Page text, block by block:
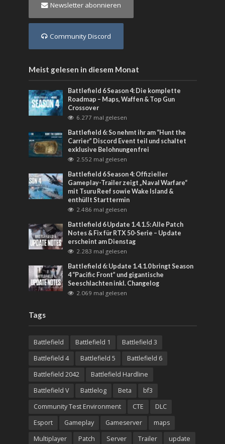
Newsletter abonnieren
Community Discord
Meist gelesen in diesem Monat
Battlefield 6 Season 4: Die komplette
Roadmap – Maps, Waffen & Top Gun
Crossover
6.277 mal gelesen
Battlefield 6: So nehmt ihr am “Hunt the
Carrier” Discord Event teil und schaltet
exklusive Belohnungen frei
2.552 mal gelesen
Battlefield 6 Season 4: Offizieller
Gameplay-Trailer zeigt „Naval Warfare“
mit Tsuru Reef sowie Wake Island &
enthüllt Starttermin
2.486 mal gelesen
Battlefield 6 Update 1.4.1.5: Alle Patch
Notes & Fix für RTX 50-Serie – Update
erscheint am Dienstag
2.283 mal gelesen
Battlefield 6: Update 1.4.1.0 bringt Season
4 “Pacific Front” und gigantische
Seeschlachten inkl. Changelog
2.069 mal gelesen
Tags
Battlefield Battlefield 1
Battlefield 3
Battlefield 4
Battlefield 5
Battlefield 6
Battlefield 2042
Battlefield Hardline
Battlefield V
Battlelog Beta
bf3
Community Test Environment
CTE
DLC
Esport
Gameplay Gameserver
maps
Multiplayer
Patch Server Trailer
update